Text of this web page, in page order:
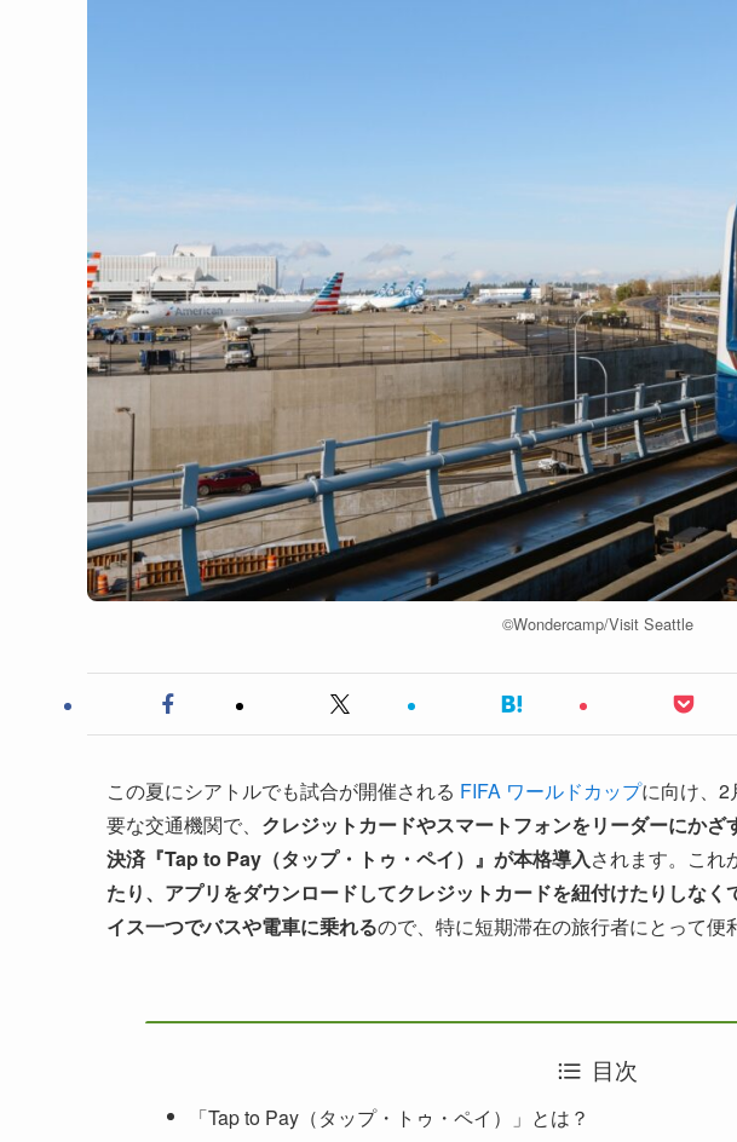
©︎Wondercamp/Visit Seattle
この夏にシアトルでも試合が開催される FIFA ワールドカップに向け、2
要な交通機関で、 クレジットカードやスマートフォンをリーダーにか
決済『Tap to Pay（タップ・トゥ・ペイ）』が本格導入されます。これ
たり、アプリをダウンロードしてクレジットカードを紐付けたりしな
イス一つでバスや電車に乗れるので、特に短期滞在の旅行者にとって便
目次
「Tap to Pay（タップ・トゥ・ペイ）」とは？